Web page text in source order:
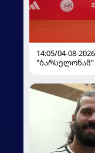
14:05/04-08-2026
"ბარსელონამ"